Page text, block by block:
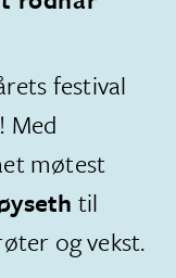
festival
Med
møtest
til
og vekst.